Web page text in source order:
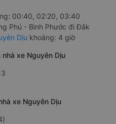
00:40, 02:20, 03:40
Phú - Bình Phước đi Đắk
Dịu khoảng: 4 giờ
xe Nguyên Dịu
xe Nguyên Dịu